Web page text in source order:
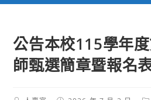
公告本校115學年
師甄選簡章暨報名